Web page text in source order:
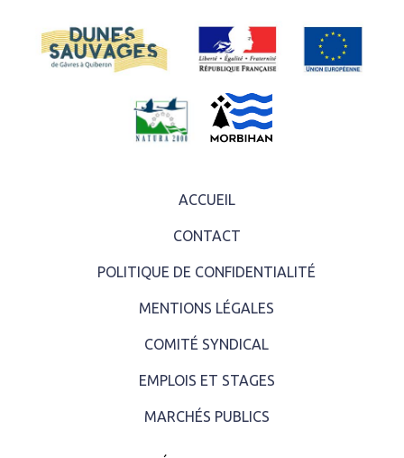
ACCUEIL
CONTACT
POLITIQUE DE CONFIDENTIALITÉ
MENTIONS LÉGALES
COMITÉ SYNDICAL
EMPLOIS ET STAGES
MARCHÉS PUBLICS